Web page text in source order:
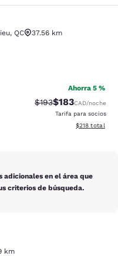
, QC
37.56 km
Muy bueno. 445 reseñas
Ahorra 5 %
Precio tachado:
$193Precio con
$183CAD/noche
Tarifa para socios
Ver detalles
$218 total
adicionales en el área que
criterios de búsqueda.
km